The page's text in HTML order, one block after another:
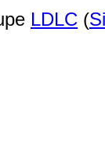
LDLC (